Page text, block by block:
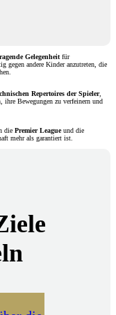
Gelegenheit für
gegen andere Kinder anzutreten, die
Repertoires der Spieler,
ihre Bewegungen zu verfeinern und
die Premier Leagueund die
mehr als garantiert ist.